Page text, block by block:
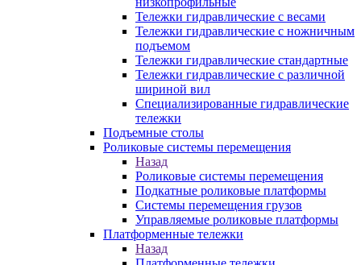
Тележки гидравлические с весами
Тележки гидравлические с ножничным
подъемом
Тележки гидравлические стандартные
Тележки гидравлические с различной
шириной вил
Специализированные гидравлические
тележки
Подъемные столы
Роликовые системы перемещения
Назад
Роликовые системы перемещения
Подкатные роликовые платформы
Системы перемещения грузов
Управляемые роликовые платформы
Платформенные тележки
Назад